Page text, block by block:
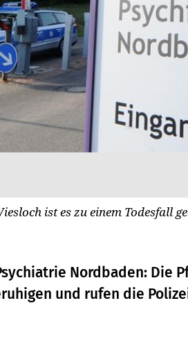
ist es zu einem Todesfall
Nordbaden: Die
und rufen die